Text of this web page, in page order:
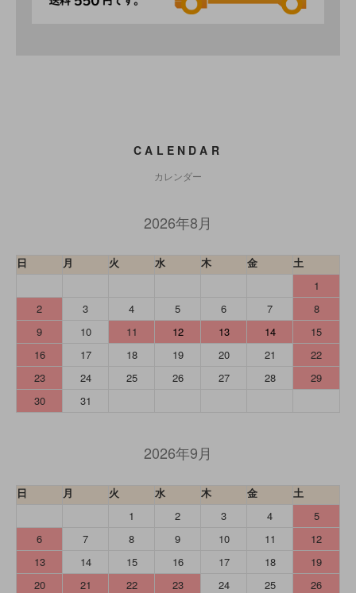
CALENDAR
カレンダー
2026年8月
日 月 火 水 木 金
土
1
2
3 4 5 6 7
8
9
10 11 12 13 14
15
16
17 18 19 20 21
22
23
24 25 26 27 28
29
30
31
2026年9月
日 月 火 水 木 金
土
1
2 3 4
5
6
7 8 9 10 11
12
13
14 15 16 17 18
19
20
21 22 23 24 25
26